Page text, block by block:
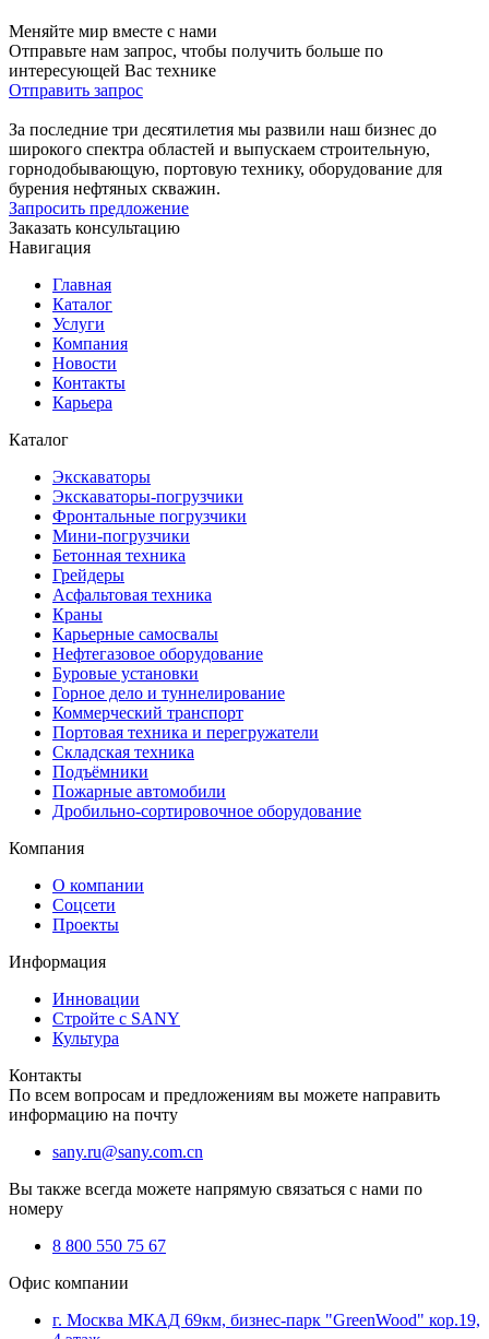
Меняйте мир вместе с нами
Отправьте нам запрос, чтобы получить больше по
интересующей Вас технике
Отправить запрос
За последние три десятилетия мы развили наш бизнес до
широкого спектра областей и выпускаем строительную,
горнодобывающую, портовую технику, оборудование для
бурения нефтяных скважин.
Запросить предложение
Заказать консультацию
Навигация
Главная
Каталог
Услуги
Компания
Новости
Контакты
Карьера
Каталог
Экскаваторы
Экскаваторы-погрузчики
Фронтальные погрузчики
Мини-погрузчики
Бетонная техника
Грейдеры
Асфальтовая техника
Краны
Карьерные самосвалы
Нефтегазовое оборудование
Буровые установки
Горное дело и туннелирование
Коммерческий транспорт
Портовая техника и перегружатели
Складская техника
Подъёмники
Пожарные автомобили
Дробильно-сортировочное оборудование
Компания
О компании
Соцсети
Проекты
Информация
Инновации
Стройте с SANY
Культура
Контакты
По всем вопросам и предложениям вы можете направить
информацию на почту
sany.ru@sany.com.cn
Вы также всегда можете напрямую связаться с нами по
номеру
8 800 550 75 67
Офис компании
г. Москва МКАД 69км, бизнес-парк "GreenWood" кор.19,